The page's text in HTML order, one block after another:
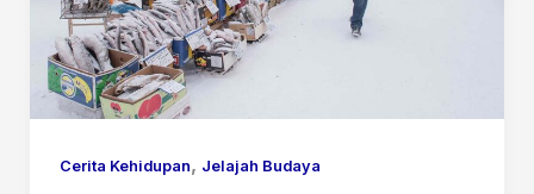
Cerita Kehidupan, Jelajah Budaya